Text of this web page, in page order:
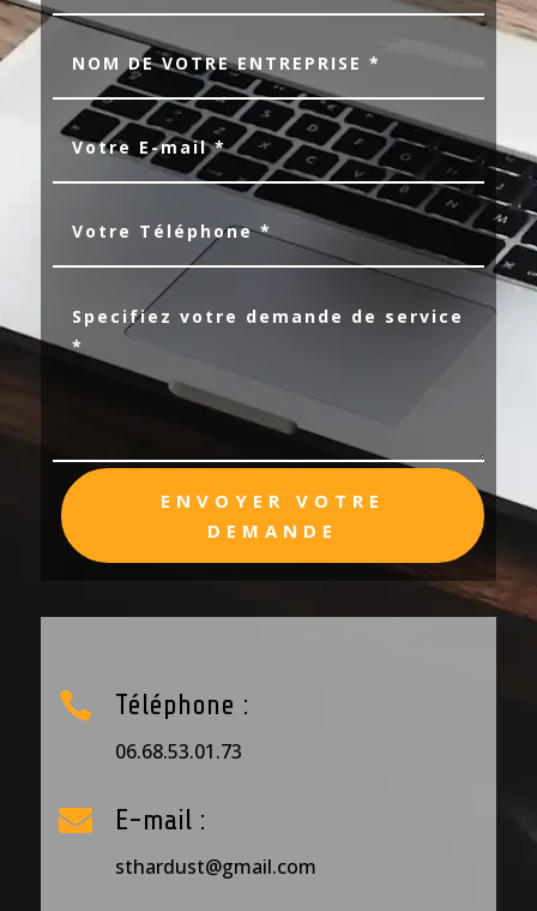
ENVOYER VOTRE
DEMANDE
 Téléphone :
06.68.53.01.73
 E-mail :
sthardust@gmail.com